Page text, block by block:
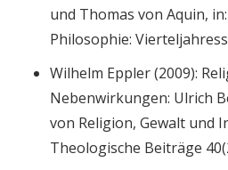
und Thomas von Aquin,
Philosophie:
Wilhelm Eppler (2009):
Nebenwirkungen: Ulrich
von Religion, Gewalt und
Theologische Beiträge